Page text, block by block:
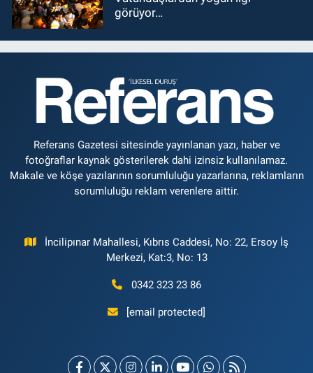
görüyor…
Referans Gazetesi sitesinde yayınlanan yazı, haber ve
fotoğraflar kaynak gösterilerek dahi izinsiz kullanılamaz.
Makale ve köşe yazılarının sorumluluğu yazarlarına, reklamların
sorumluluğu reklam verenlere aittir.
İncilipınar Mahallesi, Kıbrıs Caddesi, No: 22, Ersoy İş
Merkezi, Kat:3, No: 13
0342 323 23 86
[email protected]